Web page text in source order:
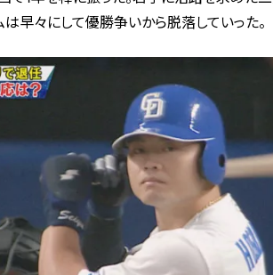
早々にして優勝争いから脱落していった。